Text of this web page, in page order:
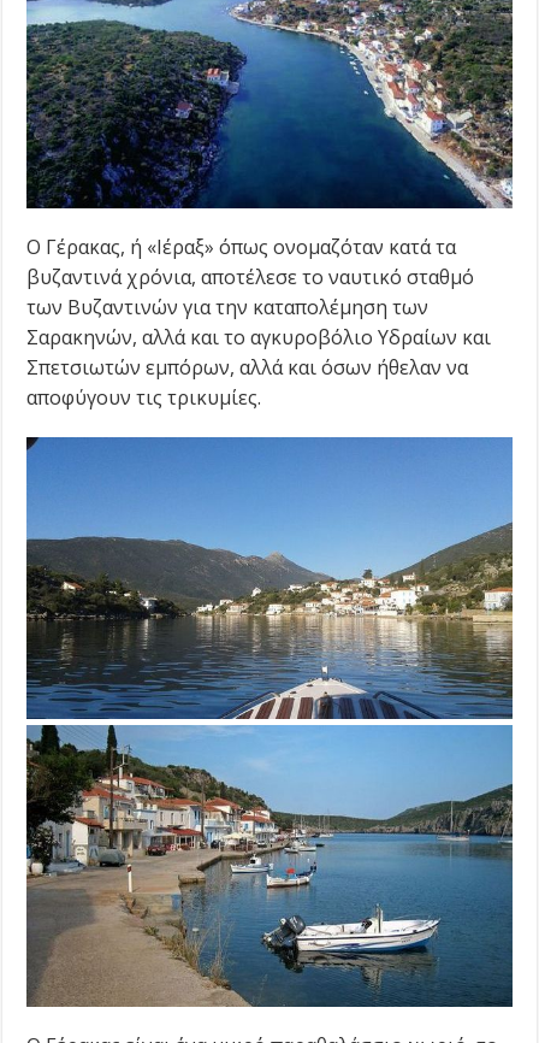
Ο Γέρακας, ή «Ιέραξ» όπως ονομαζόταν κατά τα
βυζαντινά χρόνια, αποτέλεσε το ναυτικό σταθμό
των Βυζαντινών για την καταπολέμηση των
Σαρακηνών, αλλά και το αγκυροβόλιο Υδραίων και
Σπετσιωτών εμπόρων, αλλά και όσων ήθελαν να
αποφύγουν τις τρικυμίες.